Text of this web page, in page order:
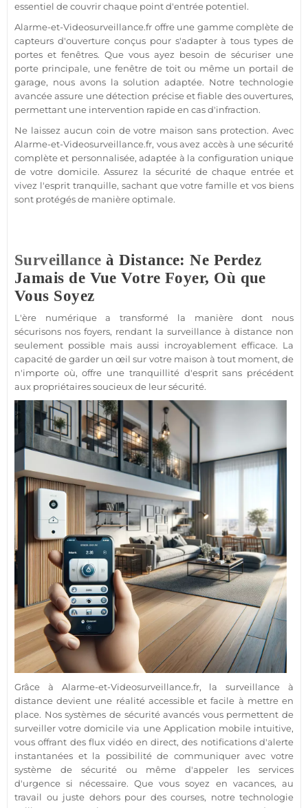
essentiel de couvrir chaque point d'entrée potentiel.
Alarme-et-Videosurveillance.fr offre une gamme complète de
capteurs d'ouverture conçus pour s'adapter à tous types de
portes et fenêtres. Que vous ayez besoin de sécuriser une
porte principale, une fenêtre de toit ou même un portail de
garage, nous avons la solution adaptée. Notre technologie
avancée assure une détection précise etfiable des ouvertures,
permettant une intervention rapide en cas d'infraction.
Ne laissez aucun coin de votre maison sans protection. Avec
Alarme-et-Videosurveillance.fr, vous avez accès à unesécurité
complète et personnalisée, adaptée à la configuration unique
de votre domicile. Assurez lasécurité de chaque entrée et
vivez l'esprit tranquille, sachant que votre famille et vos biens
sont protégés de manière optimale.
Surveillance à Distance: Ne Perdez
Jamais de Vue Votre Foyer, Où que
Vous Soyez
L'ère numérique a transformé la manière dont nous
sécurisons nos foyers, rendant la surveillance à distance non
seulement possible mais aussi incroyablement efficace. La
capacité de garder un œil sur votre maison à tout moment, de
n'importe où, offre une tranquillité d'esprit sans précédent
aux propriétaires soucieux de leursécurité.
Grâce à Alarme-et-Videosurveillance.fr, lasurveillance à
distance devient une réalité accessible et facile à mettre en
place. Nos systèmes de sécuritéavancés vous permettent de
surveiller votre domicile via une Application mobile intuitive,
vous offrant des flux vidéo en direct, des notifications d'alerte
instantanées et la possibilité de communiquer avec votre
système de sécuritéou même d'appeler les services
d'urgence si nécessaire. Que vous soyez en vacances, au
travail ou juste dehors pour des courses, notre technologie